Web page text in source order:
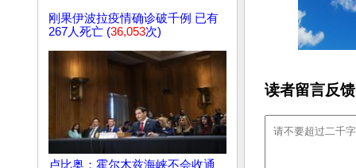
刚果伊波拉疫情确诊破千例 已有
267人死亡 (36,053次)
卢比奥：霍尔木兹海峡不会收通
读者留言反